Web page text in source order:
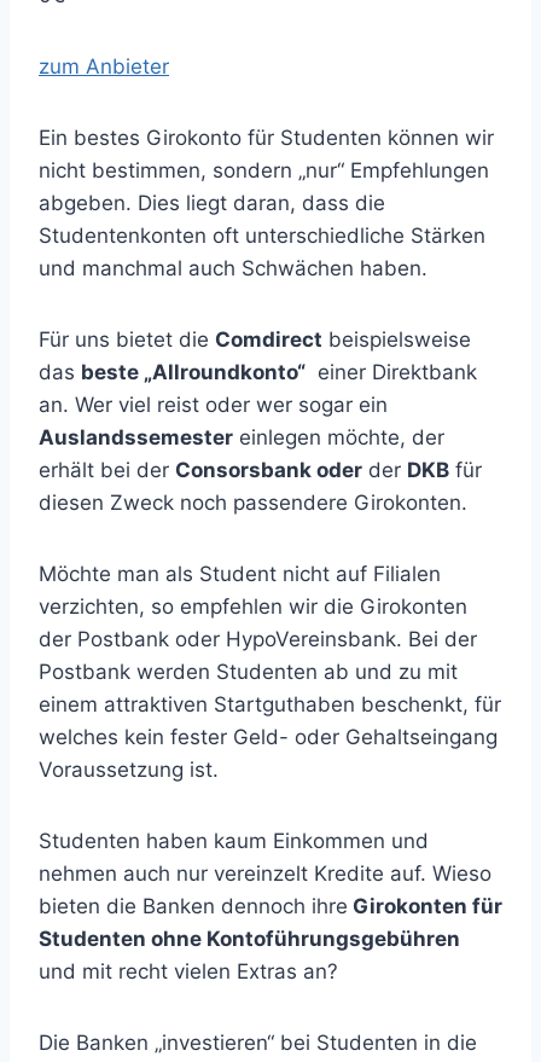
zum Anbieter
Ein bestes Girokonto für Studenten können wir
nicht bestimmen, sondern „nur“ Empfehlungen
abgeben. Dies liegt daran, dass die
Studentenkonten oft unterschiedliche Stärken
und manchmal auch Schwächen haben.
Für uns bietet die Comdirect beispielsweise
das beste „Allroundkonto“ einer Direktbank
an. Wer viel reist oder wer sogar ein
Auslandssemester einlegen möchte, der
erhält bei der Consorsbank oder der DKB für
diesen Zweck noch passendere Girokonten.
Möchte man als Student nicht auf Filialen
verzichten, so empfehlen wir die Girokonten
der Postbank oder HypoVereinsbank. Bei der
Postbank werden Studenten ab und zu mit
einem attraktiven Startguthaben beschenkt, für
welches kein fester Geld- oder Gehaltseingang
Voraussetzung ist.
Studenten haben kaum Einkommen und
nehmen auch nur vereinzelt Kredite auf. Wieso
bieten die Banken dennoch ihre Girokonten für
Studenten ohne Kontoführungsgebühren
und mit recht vielen Extras an?
Die Banken „investieren“ bei Studenten in die